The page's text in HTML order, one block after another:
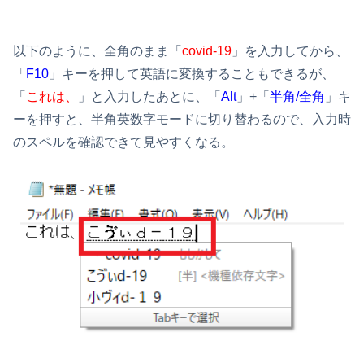
以下のように、全角のまま「 covid-19 」を入力してから、
「 F10 」キーを押して英語に変換することもできるが、
「 これは、 」と入力したあとに、「 Alt」+「 半角/全角 」キ
ーを押すと、半角英数字モードに切り替わるので、入力時
のスペルを確認できて見やすくなる。